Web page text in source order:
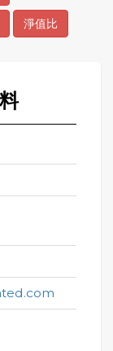
淨值比